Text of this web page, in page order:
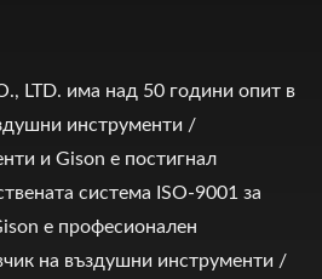
LTD. има над 50 години опит в
инструменти /
и Gison е постигнал
система ISO-9001 за
е професионален
на въздушни инструменти /